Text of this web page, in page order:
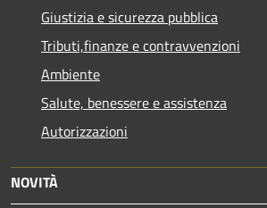
Giustizia e sicurezza pubblica
Tributi,finanze e contravvenzioni
Ambiente
Salute, benessere e assistenza
Autorizzazioni
NOVITÀ